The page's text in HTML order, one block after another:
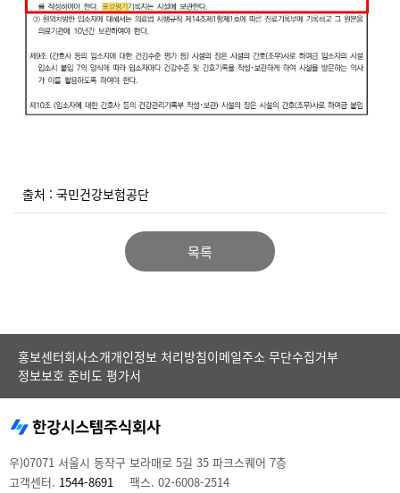
출처 : 국민건강보험공단
목록
홍보센터회사소개개인정보 처리방침이메일주소 무단수집거부
정보보호 준비도 평가서
우)07071 서울시 동작구 보라매로 5길 35 파크스퀘어 7층
고객센터. 1544-8691 팩스. 02-6008-2514